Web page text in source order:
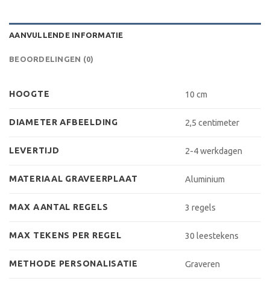
AANVULLENDE INFORMATIE
BEOORDELINGEN (0)
HOOGTE 10 cm
DIAMETER AFBEELDING 2,5 centimeter
LEVERTIJD 2-4 werkdagen
MATERIAAL GRAVEERPLAAT Aluminium
MAX AANTAL REGELS 3 regels
MAX TEKENS PER REGEL 30 leestekens
METHODE PERSONALISATIE Graveren